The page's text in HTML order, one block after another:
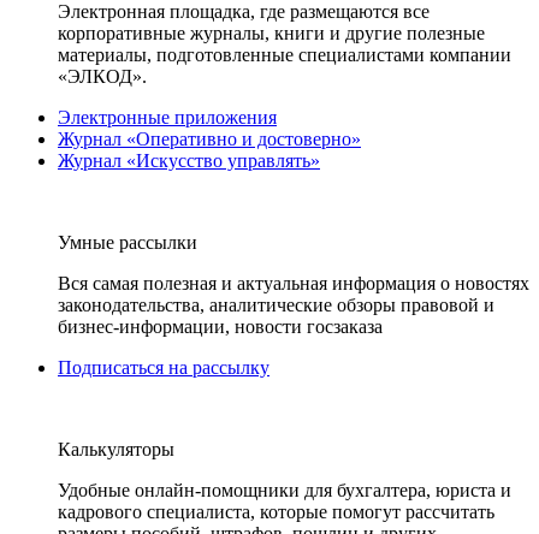
Электронная площадка, где размещаются все
корпоративные журналы, книги и другие полезные
материалы, подготовленные специалистами компании
«ЭЛКОД».
Электронные приложения
Журнал «Оперативно и достоверно»
Журнал «Искусство управлять»
Умные рассылки
Вся самая полезная и актуальная информация о новостях
законодательства, аналитические обзоры правовой и
бизнес-информации, новости госзаказа
Подписаться на рассылку
Калькуляторы
Удобные онлайн-помощники для бухгалтера, юриста и
кадрового специалиста, которые помогут рассчитать